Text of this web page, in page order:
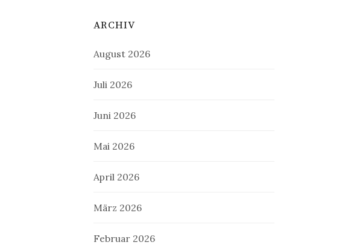
ARCHIV
August 2026
Juli 2026
Juni 2026
Mai 2026
April 2026
März 2026
Februar 2026